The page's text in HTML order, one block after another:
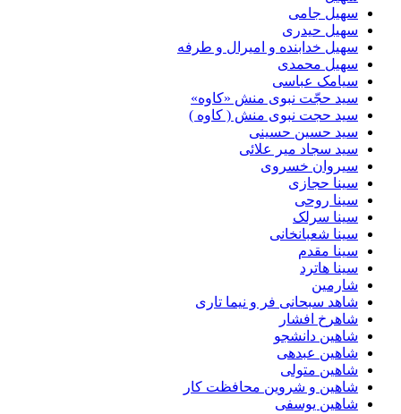
سهیل جامی
سهیل حیدری
سهیل خدابنده و امیرال و طرفه
سهیل محمدی
سیامک عباسی
سید حجّت نبوی منش «کاوه»
سید حجت نبوی منش ( کاوه )
سید حسین حسینى
سید سجاد میر علائی
سیروان خسروی
سینا حجازی
سینا روحی
سینا سرلک
سینا شعبانخانی
سینا مقدم
سینا هاترد
شارمین
شاهد سبحانی فر و نیما تاری
شاهرخ افشار
شاهین دانشجو
شاهین عبدهی
شاهین متولی
شاهین و شروین محافظت کار
شاهین یوسفی